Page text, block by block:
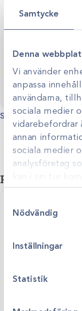
Samtycke
Denna
Vi använder
anpassa
användarna,
sociala medier
vidarebefordrar
annan
sociala medier
analysföretag
annan
eller som de
deras tjänster.
Nödvändig
Inställningar
Statistik
Specifikationer
Variant
Kontakta oss
Vi stöttar dig i allt från
utveckling. Genom
verksamhet.
Relaterade